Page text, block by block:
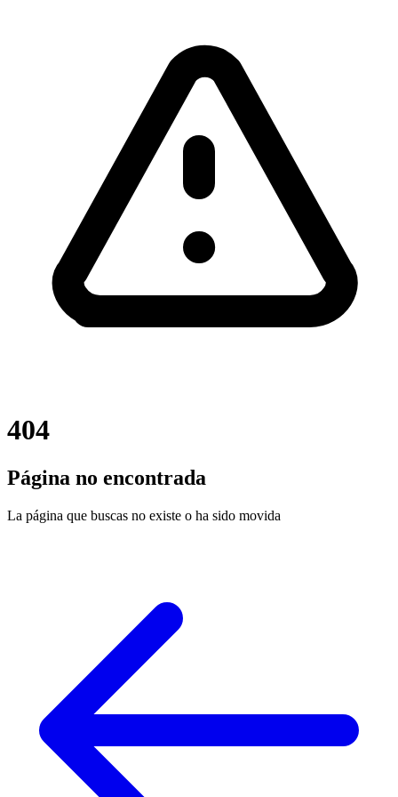
404
Página no encontrada
La página que buscas no existe o ha sido movida